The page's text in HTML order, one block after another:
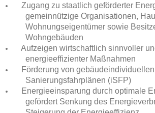
​Zugang zu staatlich geförderter
gemeinnützige Organisationen,
Wohnungseigentümer sowie
Wohngebäuden
Aufzeigen wirtschaftlich sinnvoller
energieeffizienter Maßnahmen
Förderung von gebäudeindividuellen
Sanierungsfahrplänen (iSFP)
Energieeinsparung durch optimale
gefördert Senkung des